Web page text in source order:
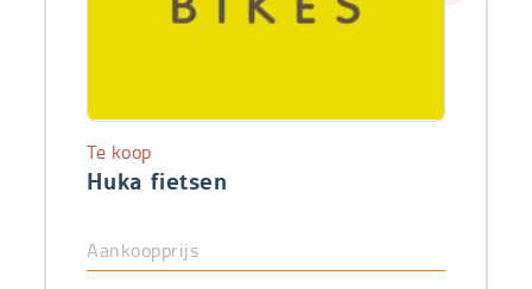
Huka fietsen
Te koop
Aankoopprijs